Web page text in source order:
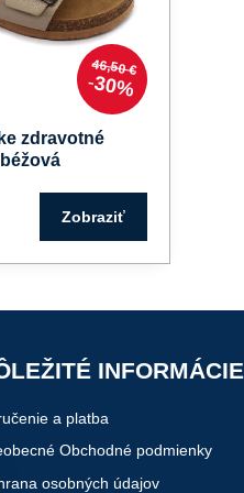
46,50 €
30%
zdravotné
Zobraziť
INFORMÁCIE
a platba
Obchodné podmienky
osobných údajov